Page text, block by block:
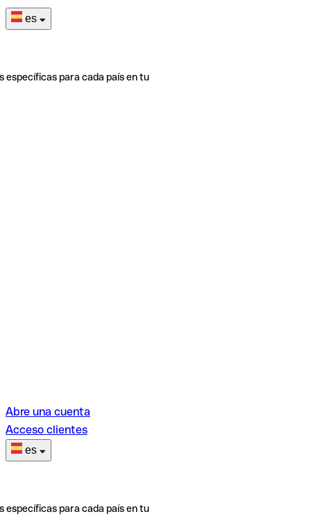
es
específicas para cada país en tu
Abre una cuenta
Acceso clientes
es
específicas para cada país en tu